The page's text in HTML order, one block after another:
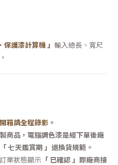
保護漆計算機 」 輸入總長、寬尺
箱請全程錄影。
商品，電腦調色漆是經下單後廠
七天鑑賞期 」退換貨規範。
單狀態顯示 「 已確認 」即廠商接